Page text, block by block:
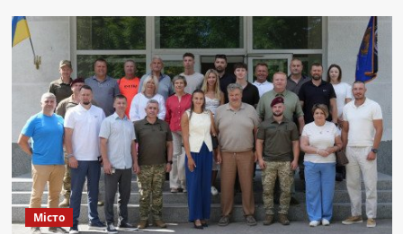
за
хвилини:
Житомир.
Відео
силового
затримання
чоловіка
працівниками
ТЦК
поширюється
в
мережі.
Місто